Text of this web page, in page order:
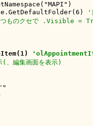
'
ものクセで .Visible =
(、編集画面を表示)
"